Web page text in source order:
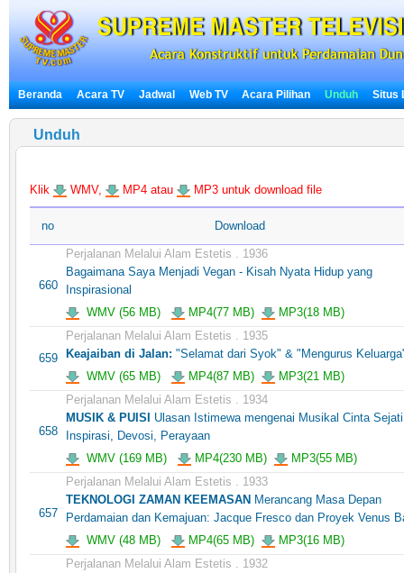
Beranda Acara TV Jadwal Web TV Acara Pilihan Unduh Situs
Unduh
Klik WMV, MP4 atau MP3 untuk download file
no Download
660
Perjalanan Melalui Alam Estetis . 1936
Bagaimana Saya Menjadi Vegan - Kisah Nyata Hidup yang
Inspirasional
WMV (56 MB)
MP4(77 MB) MP3(18 MB)
659
Perjalanan Melalui Alam Estetis . 1935
Keajaiban di Jalan: "Selamat dari Syok" & "Mengurus
WMV (65 MB)
MP4(87 MB) MP3(21 MB)
658
Perjalanan Melalui Alam Estetis . 1934
MUSIK & PUISI
Ulasan Istimewa mengenai Musikal Cinta
Inspirasi, Devosi, Perayaan
WMV (169 MB)
MP4(230 MB) MP3(55 MB)
657
Perjalanan Melalui Alam Estetis . 1933
TEKNOLOGI ZAMAN KEEMASAN Merancang Masa Depan
Perdamaian dan Kemajuan: Jacque Fresco dan Proyek Venus
WMV (48 MB)
MP4(65 MB) MP3(16 MB)
Perjalanan Melalui Alam Estetis . 1932